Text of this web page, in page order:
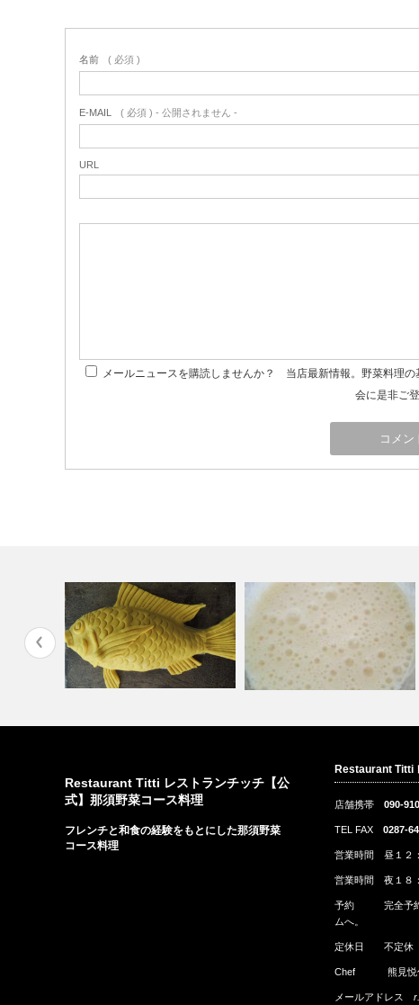
名前 ( 必須 )
E-MAIL ( 必須 ) - 公開されません -
URL
メールニュースを購読しませんか？ 当店最新情報。野菜料理
会に是非ご
米 自家製味…
Restaurant Titti レストランチッチ【公
式】那須野菜コース料理
フレンチと和食の経験をもとにした那須野菜
コース料理
Restaurant Titti
店舗携帯 090-
TEL FAX 0287-
営業時間 昼１２
営業時間 夜１８
予約 完全予
ムへ。
定休日 不定休
Chef 熊見悦
メールアドレス